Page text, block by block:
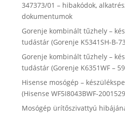
347373/01 – hibakódok,
dokumentumok
Gorenje kombinált tűzhely –
tudástár (Gorenje K5341SH-B-
Gorenje kombinált tűzhely –
tudástár (Gorenje K6351WF –
Hisense mosógép –
(Hisense WF5I8043BWF-
Mosógép ürítőszivattyú